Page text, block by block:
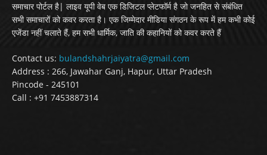
समाचार पोर्टल है| लाइव यूपी वेब एक डिजिटल प्लेटफॉर्म है जो जनहित से संबंधित
सभी समाचारों को कवर करता है। एक जिम्मेदार मीडिया संगठन के रूप में हम कभी कोई
एजेंडा नहीं चलाते हैं, हम सभी धार्मिक, जाति की कहानियों को कवर करते हैं
Contact us: bulandshahrjaiyatra@gmail.com
Address : 266, Jawahar Ganj, Hapur, Uttar Pradesh
Pincode - 245101
Call : +91 7453887314